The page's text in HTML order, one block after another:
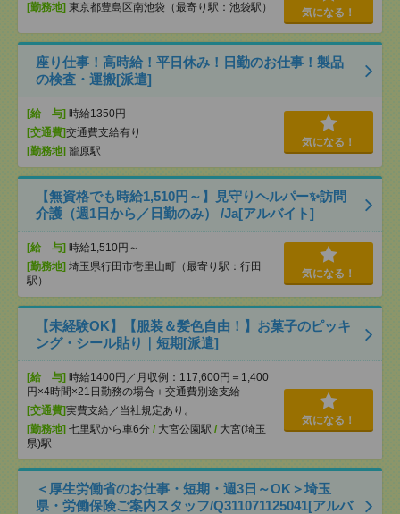
[勤務地] 東京都豊島区南池袋（最寄り駅：池袋駅） 気になる！
座り仕事！高時給！平日休み！日勤のお仕事！製品
の検査・運搬[派遣]
[給 与] 時給1350円
[交通費]交通費支給有り
[勤務地] 籠原駅
気になる！
【無資格でも時給1,510円～】見守りヘルパー✨訪問
介護（週1日から／日勤のみ） /Ja[アルバイト]
[給 与] 時給1,510円～
[勤務地] 埼玉県行田市壱里山町（最寄り駅：行田
駅）
気になる！
【未経験OK】【服装＆髪色自由！】お菓子のピッキ
ング・シール貼り｜短期[派遣]
[給 与] 時給1400円／月収例：117,600円＝1,400
円×4時間×21日勤務の場合＋交通費別途支給
[交通費]実費支給／当社規定あり。
[勤務地] 七里駅から車6分 / 大宮公園駅 / 大宮(埼玉
県)駅
気になる！
＜厚生労働省のお仕事・短期・週3日～OK＞埼玉
県・労働保険ご案内スタッフ/Q311071125041[アルバ